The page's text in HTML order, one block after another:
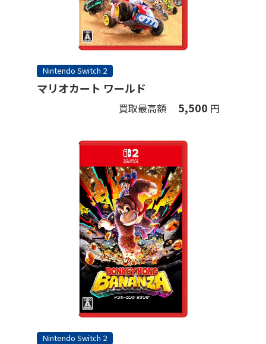
Nintendo Switch 2
マリオカート ワールド
買取最高額 5,500 円
Nintendo Switch 2